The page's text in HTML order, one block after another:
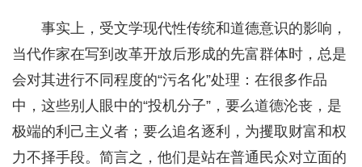
事实上，受文学现代性传统和道德意识的影响，
当代作家在写到改革开放后形成的先富群体时，总是
会对其进行不同程度的“污名化”处理：在很多作品
中，这些别人眼中的“投机分子”，要么道德沦丧，是
极端的利己主义者；要么追名逐利，为攫取财富和权
力不择手段。简言之，他们是站在普通民众对立面的